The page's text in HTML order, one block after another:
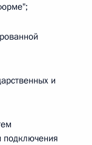
и
подключения